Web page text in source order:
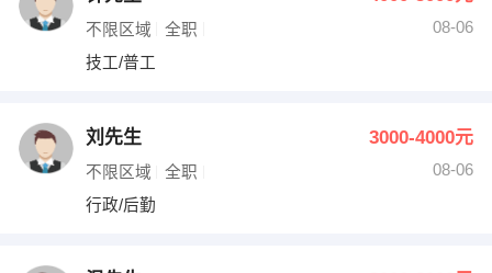
不限区域 全职
08-06
技工/普工
刘先生 3000-4000元
不限区域 全职
08-06
行政/后勤